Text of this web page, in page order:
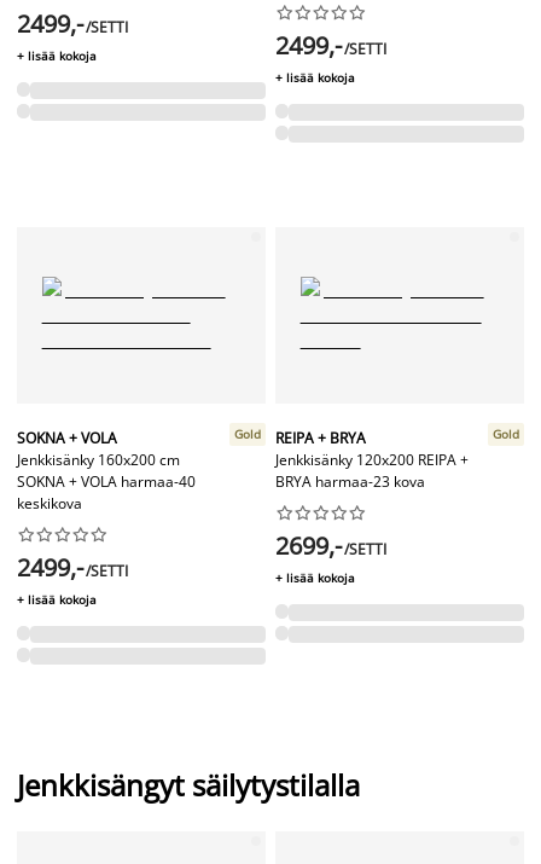
2499,-/SETTI
+ lisää kokoja






2499,-/SETTI
+ lisää kokoja
SOKNA + VOLA
Jenkkisänky 160x200 cm
SOKNA + VOLA harmaa-40
keskikova
Gold






2499,-/SETTI
+ lisää kokoja
REIPA + BRYA
Jenkkisänky 120x200 REIPA +
BRYA harmaa-23 kova
Gold






2699,-/SETTI
+ lisää kokoja
Jenkkisängyt säilytystilalla